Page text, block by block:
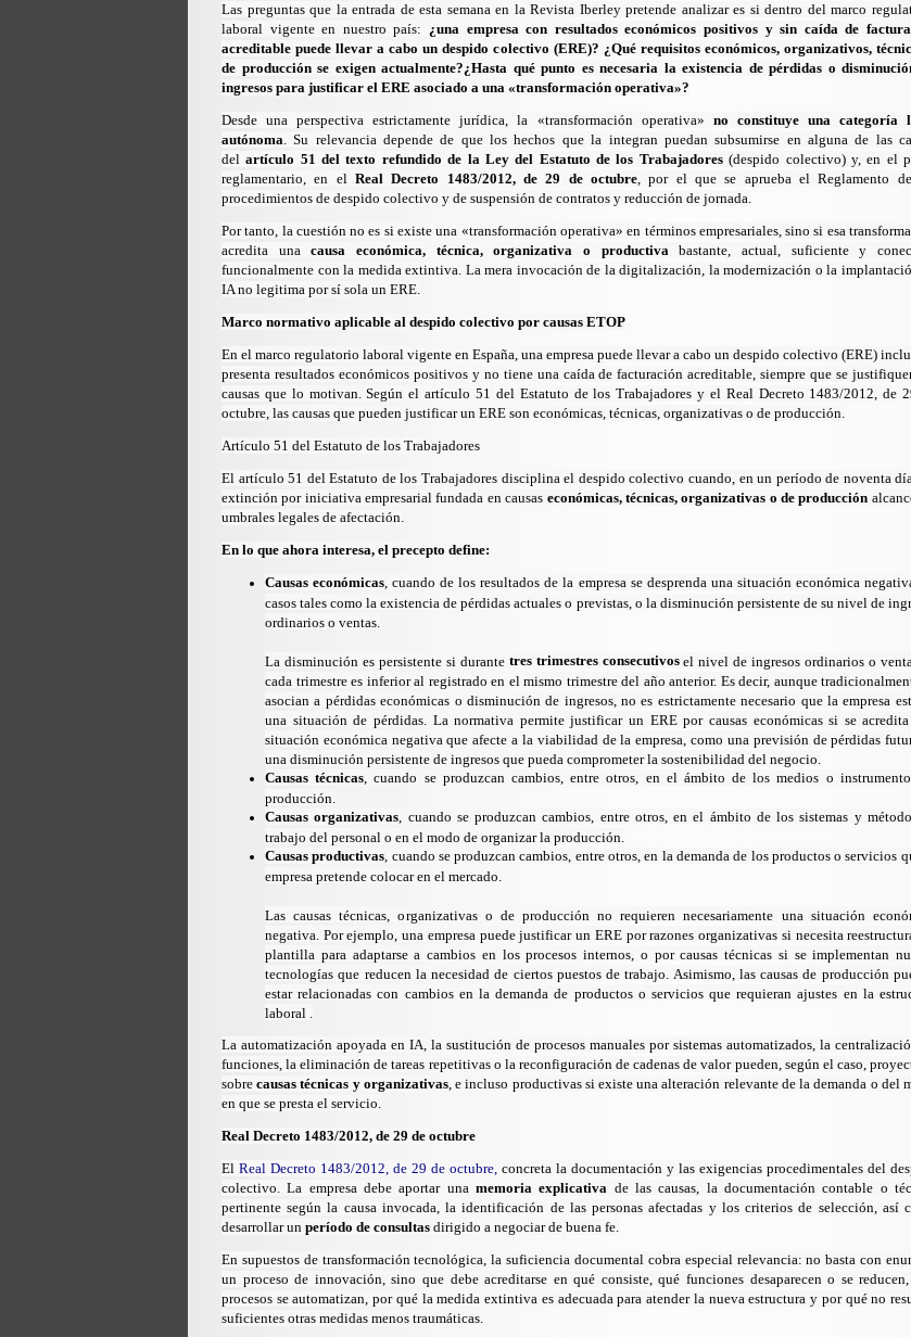
Las preguntas que la entrada de esta semana en la Revista Iberley pretende analizar es si dentro del marco
laboral vigente en nuestro país: ¿una empresa con resultados económicos positivos y sin caída de
acreditable puede llevar a cabo un despido colectivo (ERE)? ¿Qué requisitos económicos, organizativos,
de producción se exigen actualmente?¿Hasta qué punto es necesaria la existencia de pérdidas o
ingresos para justificar el ERE asociado a una «transformación operativa»?
Desde una perspectiva estrictamente jurídica, la «transformación operativa» no constituye una categoría
autónoma. Su relevancia depende de que los hechos que la integran puedan subsumirse en alguna de las
delartículo 51 del texto refundido de la Ley del Estatuto de los Trabajadores(despido colectivo) y, en el
reglamentario, en el Real Decreto 1483/2012, de 29 de octubre, por el que se aprueba el Reglamento
procedimientos de despido colectivo y de suspensión de contratos y reducción de jornada.
Por tanto, la cuestión no es si existe una «transformación operativa» en términos empresariales, sino si esa
acredita unacausa económica, técnica, organizativa o productivabastante, actual, suficiente y
funcionalmente con la medida extintiva. La mera invocación de la digitalización, la modernización o la
IA no legitima por sí sola un ERE.
Marco normativo aplicable al despido colectivo por causas ETOP
En el marco regulatorio laboral vigente en España, una empresa puede llevar a cabo un despido colectivo (ERE)
presenta resultados económicos positivos y no tiene una caída de facturación acreditable, siempre que se
causas que lo motivan. Según el artículo 51 del Estatuto de los Trabajadoresy el Real Decreto 1483/2012, de
octubre, las causas que pueden justificar un ERE son económicas, técnicas, organizativas o de producción.
Artículo 51 del Estatuto de los Trabajadores
El artículo 51 delEstatuto de los Trabajadores disciplina el despido colectivo cuando, en un período de noventa
extinción por iniciativa empresarial fundada en causas económicas, técnicas, organizativas o de producción
umbrales legales de afectación.
En lo que ahora interesa, el precepto define:
Causas económicas, cuando de los resultados de la empresa se desprenda una situación económica
casos tales como la existencia de pérdidas actuales o previstas, o la disminución persistente de su nivel de
ordinarios o ventas.
La disminución es persistente si durante tres trimestres consecutivosel nivel de ingresos ordinarios o
cada trimestre es inferior al registrado en el mismo trimestre del año anterior. Es decir, aunque
asocian a pérdidas económicas o disminución de ingresos, no es estrictamente necesario que la empresa
una situación de pérdidas. La normativa permite justificar un ERE por causas económicas si se
situación económica negativa que afecte a la viabilidad de la empresa, como una previsión de pérdidas
una disminución persistente de ingresos que pueda comprometer la sostenibilidad del negocio.
Causas técnicas, cuando se produzcan cambios, entre otros, en el ámbito de los medios o
producción.
Causas organizativas, cuando se produzcan cambios, entre otros, en el ámbito de los sistemas y
trabajo del personal o en el modo de organizar la producción.
Causas productivas, cuando se produzcan cambios, entre otros, en la demanda de los productos o servicios
empresa pretende colocar en el mercado.
Las causas técnicas, organizativas o de producción no requieren necesariamente una situación
negativa. Por ejemplo, una empresa puede justificar un ERE por razones organizativas si necesita
plantilla para adaptarse a cambios en los procesos internos, o por causas técnicas si se implementan
tecnologías que reducen la necesidad de ciertos puestos de trabajo. Asimismo, las causas de producción
estar relacionadas con cambios en la demanda de productos o servicios que requieran ajustes en la
laboral .
La automatización apoyada en IA, la sustitución de procesos manuales por sistemas automatizados, la
funciones, la eliminación de tareas repetitivas o la reconfiguración de cadenas de valor pueden, según el caso,
sobrecausas técnicas y organizativas, e incluso productivas si existe una alteración relevante de la demanda o del
en que se presta el servicio.
Real Decreto 1483/2012, de 29 de octubre
El Real Decreto 1483/2012, de 29 de octubre, concreta la documentación y las exigencias procedimentales del
colectivo. La empresa debe aportar una memoria explicativa de las causas, la documentación contable o
pertinente según la causa invocada, la identificación de las personas afectadas y los criterios de selección, así
desarrollar un período de consultas dirigido a negociar de buena fe.
En supuestos de transformación tecnológica, la suficiencia documental cobra especial relevancia: no basta con
un proceso de innovación, sino que debe acreditarse en qué consiste, qué funciones desaparecen o se
procesos se automatizan, por qué la medida extintiva es adecuada para atender la nueva estructura y por qué no
suficientes otras medidas menos traumáticas.